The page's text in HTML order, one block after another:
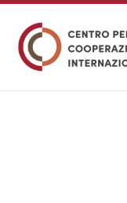
contenuto